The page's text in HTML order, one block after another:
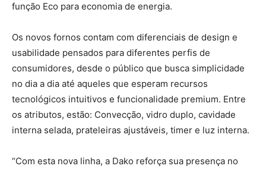
função Eco para economia de energia.
Os novos fornos contam com diferenciais de design e
usabilidade pensados para diferentes perfis de
consumidores, desde o público que busca simplicidade
no dia a dia até aqueles que esperam recursos
tecnológicos intuitivos e funcionalidade premium. Entre
os atributos, estão: Convecção, vidro duplo, cavidade
interna selada, prateleiras ajustáveis, timer e luz interna.
“Com esta nova linha, a Dako reforça sua presença no